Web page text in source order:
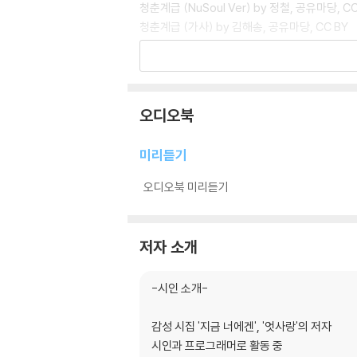
청춘계급 (NuSoul Ver) by 정철, 공유마당,
청춘계급 (가사) by 김해송, 공유마당, CC BY
오디오북
미리듣기
오디오북 미리듣기
저자 소개
-시인 소개-
감성 시집 '지금 너에겐', '엇사랑'의 저자
시인과 프로그래머로 활동 중